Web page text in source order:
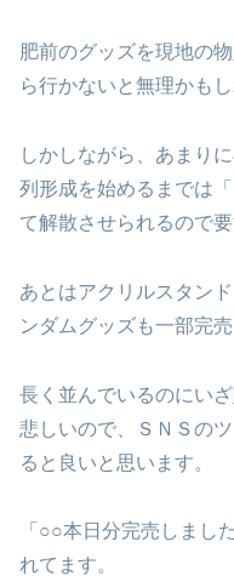
肥前のグッズを現地の
ら行かないと無理かもし
しかしながら、あまり
列形成を始めるまでは
て解散させられるので要
あとはアクリルスタン
ンダムグッズも一部完
長く並んでいるのにい
悲しいので、ＳＮＳの
ると良いと思います。
「○○本日分完売しまし
れてます。